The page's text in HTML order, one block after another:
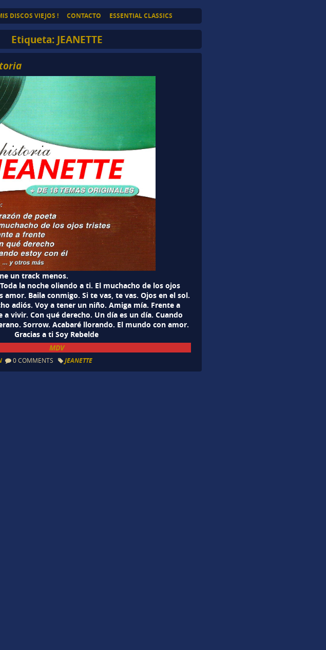
DISCOS VIEJOS ! CONTACTO ESSENTIAL CLASSICS
Etiqueta: JEANETTE
un track menos.
la noche oliendo a ti. El muchacho de los ojos
amor. Baila conmigo. Si te vas, te vas. Ojos en el sol.
adiós. Voy a tener un niño. Amiga mía. Frente a
a vivir. Con qué derecho. Un día es un día. Cuando
Sorrow. Acabaré llorando. El mundo con amor.
Gracias a ti Soy Rebelde
MDV
0 COMMENTS JEANETTE